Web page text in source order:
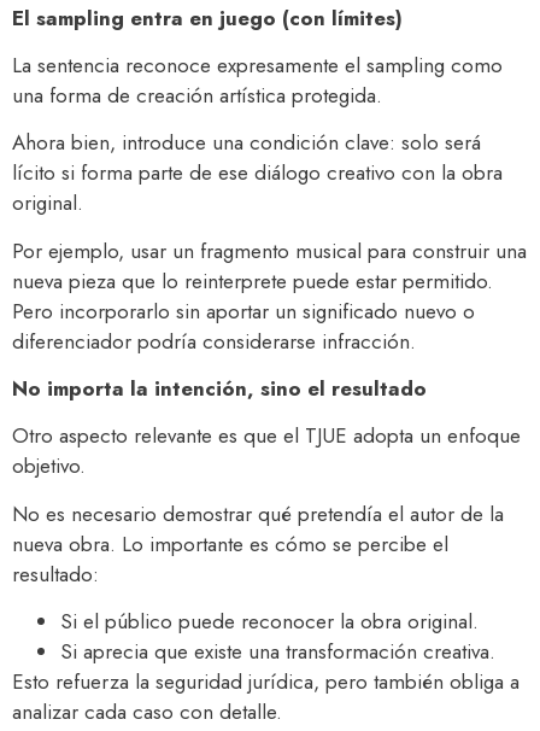
El sampling entra en juego (con límites)
La sentencia reconoce expresamente el sampling como
una forma de creación artística protegida.
Ahora bien, introduce una condición clave: solo será
lícito si forma parte de ese diálogo creativo con la obra
original.
Por ejemplo, usar un fragmento musical para construir una
nueva pieza que lo reinterprete puede estar permitido.
Pero incorporarlo sin aportar un significado nuevo o
diferenciador podría considerarse infracción.
No importa la intención, sino el resultado
Otro aspecto relevante es que el TJUE adopta un enfoque
objetivo.
No es necesario demostrar qué pretendía el autor de la
nueva obra. Lo importante es cómo se percibe el
resultado:
Si el público puede reconocer la obra original.
Si aprecia que existe una transformación creativa.
Esto refuerza la seguridad jurídica, pero también obliga a
analizar cada caso con detalle.